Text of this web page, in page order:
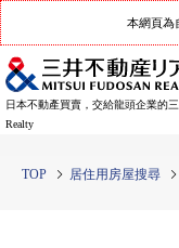
本網頁為
日本不動產買賣，交給龍頭企業的
Realty
TOP 居住用房屋搜尋